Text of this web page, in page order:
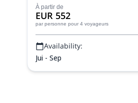
À partir de
EUR 552
par personne pour 4 voyageurs
Availability:
Jui - Sep